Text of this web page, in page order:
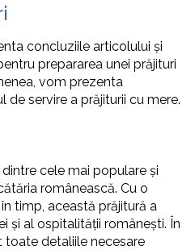
concluziile articolului și
prepararea unei prăjituri
vom prezenta
de servire a prăjiturii cu mere.
cele mai populare și
românească. Cu o
timp, această prăjitură a
și al ospitalității românești. În
detaliile necesare